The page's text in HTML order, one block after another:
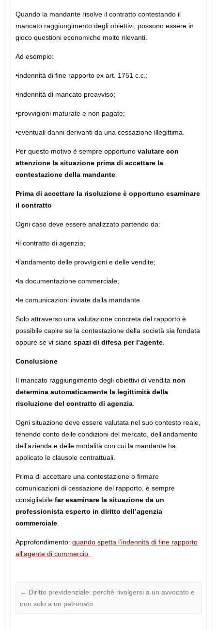
Quando la mandante risolve il contratto contestando il
mancato raggiungimento degli obiettivi, possono essere in
gioco questioni economiche molto rilevanti.
Ad esempio:
•indennità di fine rapporto ex art. 1751 c.c.;
•indennità di mancato preavviso;
•provvigioni maturate e non pagate;
•eventuali danni derivanti da una cessazione illegittima.
Per questo motivo è sempre opportuno valutare con
attenzione la situazione prima di accettare la
contestazione della mandante.
Prima di accettare la risoluzione è opportuno esaminare
il contratto
Ogni caso deve essere analizzato partendo da:
•il contratto di agenzia;
•l’andamento delle provvigioni e delle vendite;
•la documentazione commerciale;
•le comunicazioni inviate dalla mandante.
Solo attraverso una valutazione concreta del rapporto è
possibile capire se la contestazione della società sia fondata
oppure se vi siano spazi di difesa per l’agente.
Conclusione
Il mancato raggiungimento degli obiettivi di vendita non
determina automaticamente la legittimità della
risoluzione del contratto di agenzia.
Ogni situazione deve essere valutata nel suo contesto reale,
tenendo conto delle condizioni del mercato, dell’andamento
dell’azienda e delle modalità con cui la mandante ha
applicato le clausole contrattuali.
Prima di accettare una contestazione o firmare
comunicazioni di cessazione del rapporto, è sempre
consigliabile far esaminare la situazione da un
professionista esperto in diritto dell’agenzia
commerciale.
Approfondimento: quando spetta l’indennità di fine rapporto
all’agente di commercio
← Diritto previdenziale: perché rivolgersi a un avvocato e
non solo a un patronato